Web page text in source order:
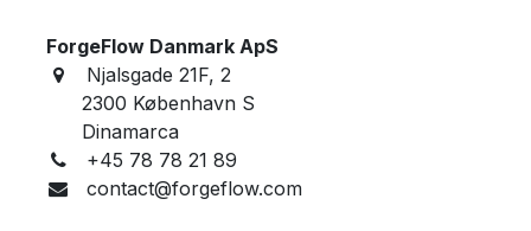
ForgeFlow Danmark ApS
Njalsgade 21F, 2
2300 København S
Dinamarca
+45 78 78 21 89
contact@forgeflow.com